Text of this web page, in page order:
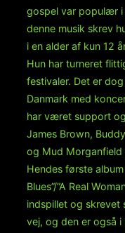
gospel var populær i
denne musik skrev
i en alder af kun 12
Hun har turneret
festivaler. Det er
Danmark med
har været support
James Brown,
og Mud Morganfield
Hendes første
Blues”/”A Real
indspillet og skrevet
vej, og den er også